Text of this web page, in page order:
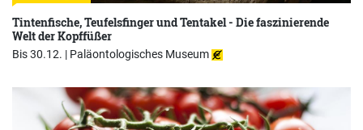
Tintenfische, Teufelsfinger und Tentakel - Die faszinierende
Welt der Kopffüßer
Bis 30.12. | Paläontologisches Museum